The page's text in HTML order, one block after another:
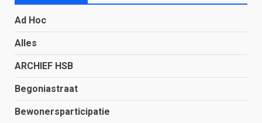
Ad Hoc
Alles
ARCHIEF HSB
Begoniastraat
Bewonersparticipatie